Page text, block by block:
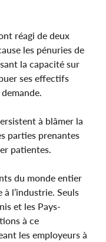
réagi de deux
les pénuries de
la capacité sur
ses effectifs
à blâmer la
parties prenantes
patientes.
du monde entier
l’industrie. Seuls
et les Pays-
à ce
les employeurs à